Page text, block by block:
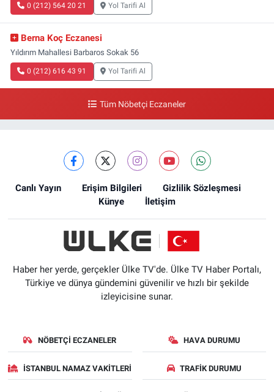
0 (212) 564 20 21 Yol Tarifi Al
Berna Koç Eczanesi
Yıldırım Mahallesi Barbaros Sokak 56
0 (212) 616 43 91 Yol Tarifi Al
Tüm Nöbetçi Eczaneler
Canlı Yayın Erişim Bilgileri
Gizlilik Sözleşmesi
Künye
İletişim
Haber her yerde, gerçekler Ülke TV'de. Ülke TV Haber Portalı,
Türkiye ve dünya gündemini güvenilir ve hızlı bir şekilde
izleyicisine sunar.
NÖBETÇI ECZANELER HAVA DURUMU
İSTANBUL NAMAZ VAKITLERI TRAFIK DURUMU